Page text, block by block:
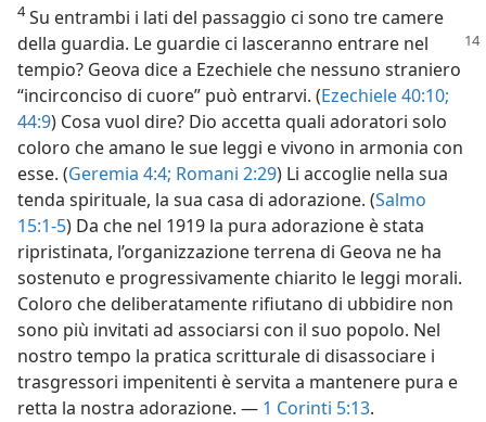
4Su entrambi i lati del passaggio ci sono tre camere
della guardia. Le guardie ci lasceranno entrare nel
tempio? Geova dice a Ezechiele che nessuno straniero
“incirconciso di cuore” può entrarvi. (Ezechiele 40:10;
44:9) Cosa vuol dire? Dio accetta quali adoratori solo
coloro che amano le sue leggi e vivono in armonia con
esse. (Geremia 4:4; Romani 2:29) Li accoglie nella sua
tenda spirituale, la sua casa di adorazione. (Salmo
15:1-5) Da che nel 1919 la pura adorazione è stata
ripristinata, l’organizzazione terrena di Geova ne ha
sostenuto e progressivamente chiarito le leggi morali.
Coloro che deliberatamente rifiutano di ubbidire non
sono più invitati ad associarsi con il suo popolo. Nel
nostro tempo la pratica scritturale di disassociare i
trasgressori impenitenti è servita a mantenere pura e
retta la nostra adorazione. — 1 Corinti 5:13.